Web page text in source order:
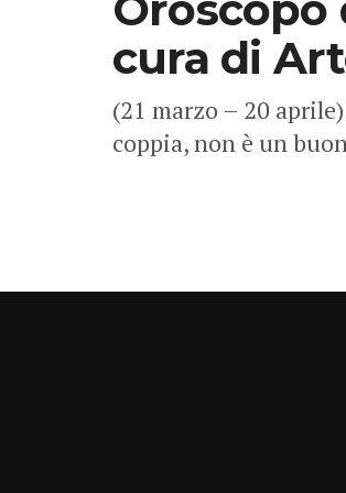
cura di
(21 marzo – 20
coppia, non è un